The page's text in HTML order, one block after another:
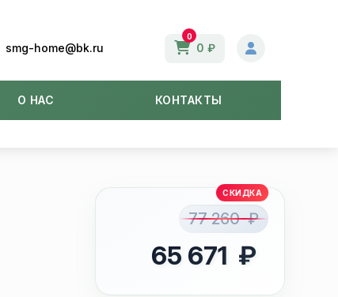
smg-home@bk.ru
0
0 ₽
О НАС КОНТАКТЫ
77 260 ₽
65 671 ₽